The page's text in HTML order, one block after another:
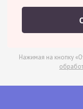
Нажимая на кнопку